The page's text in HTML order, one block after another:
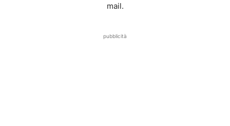
mail.
pubblicità